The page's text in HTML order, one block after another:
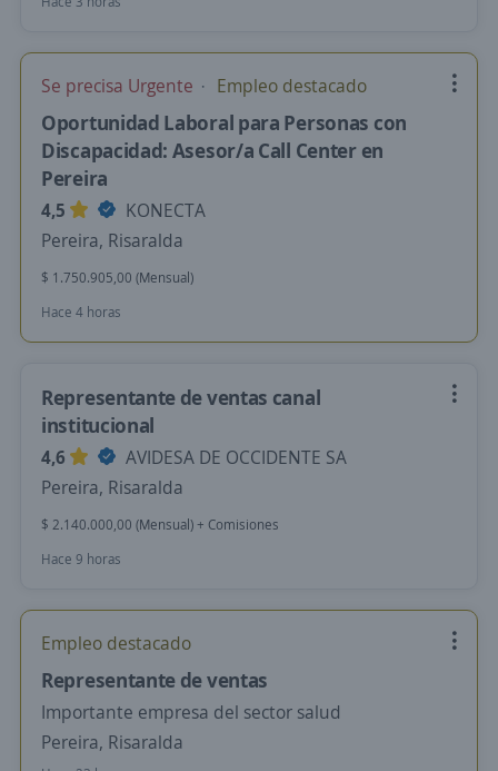
Se precisa Urgente Empleo destacado
Oportunidad Laboral para Personas con
Discapacidad: Asesor/a Call Center en
Pereira
4,5
KONECTA
Pereira, Risaralda
$ 1.750.905,00 (Mensual)
Hace 4 horas
Representante de ventas canal
institucional
4,6
AVIDESA DE OCCIDENTE SA
Pereira, Risaralda
$ 2.140.000,00 (Mensual) + Comisiones
Hace 9 horas
Empleo destacado
Representante de ventas
Importante empresa del sector salud
Pereira, Risaralda